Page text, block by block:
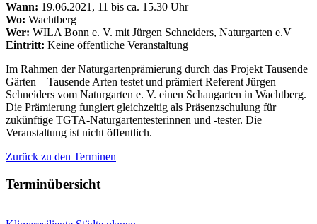
Wann: 19.06.2021, 11 bis ca. 15.30 Uhr
Wo: Wachtberg
Wer: WILA Bonn e. V. mit Jürgen Schneiders, Naturgarten e.V
Eintritt: Keine öffentliche Veranstaltung
Im Rahmen der Naturgartenprämierung durch das Projekt Tausende
Gärten – Tausende Arten testet und prämiert Referent Jürgen
Schneiders vom Naturgarten e. V. einen Schaugarten in Wachtberg.
Die Prämierung fungiert gleichzeitig als Präsenzschulung für
zukünftige TGTA-Naturgartentesterinnen und -tester. Die
Veranstaltung ist nicht öffentlich.
Zurück zu den Terminen
Terminübersicht